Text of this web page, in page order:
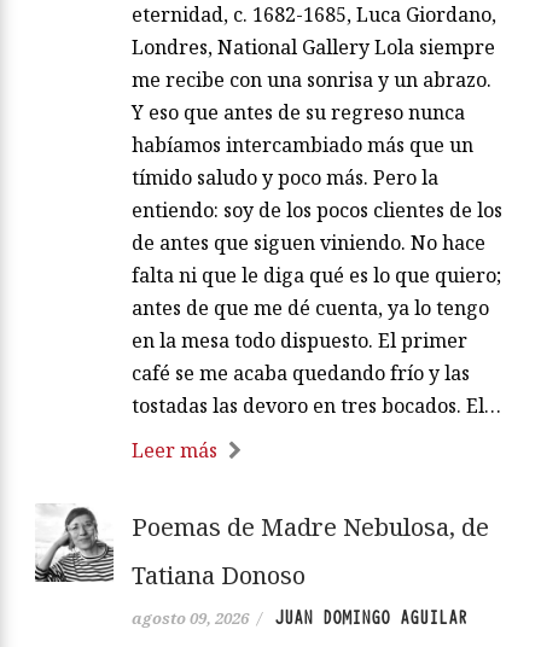
eternidad, c. 1682-1685, Luca Giordano,
Londres, National Gallery Lola siempre
me recibe con una sonrisa y un abrazo.
Y eso que antes de su regreso nunca
habíamos intercambiado más que un
tímido saludo y poco más. Pero la
entiendo: soy de los pocos clientes de los
de antes que siguen viniendo. No hace
falta ni que le diga qué es lo que quiero;
antes de que me dé cuenta, ya lo tengo
en la mesa todo dispuesto. El primer
café se me acaba quedando frío y las
tostadas las devoro en tres bocados. El…
Leer más
Poemas de Madre Nebulosa, de
Tatiana Donoso
agosto 09, 2026 / JUAN DOMINGO AGUILAR